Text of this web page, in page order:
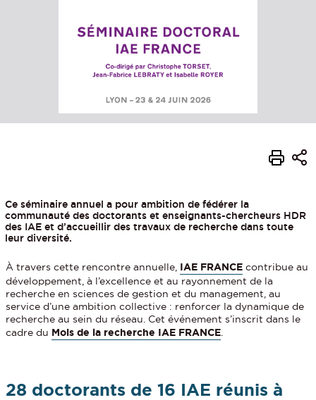
Ce séminaire annuel a pour ambition de fédérer la
communauté des doctorants et enseignants-chercheurs HDR
des IAE et d’accueillir des travaux de recherche dans toute
leur diversité.
À travers cette rencontre annuelle, IAE FRANCE contribue au
développement, à l’excellence et au rayonnement de la
recherche en sciences de gestion et du management, au
service d’une ambition collective : renforcer la dynamique de
recherche au sein du réseau. Cet événement s’inscrit dans le
cadre du Mois de la recherche IAE FRANCE
28 doctorants de 16 IAE réunis à